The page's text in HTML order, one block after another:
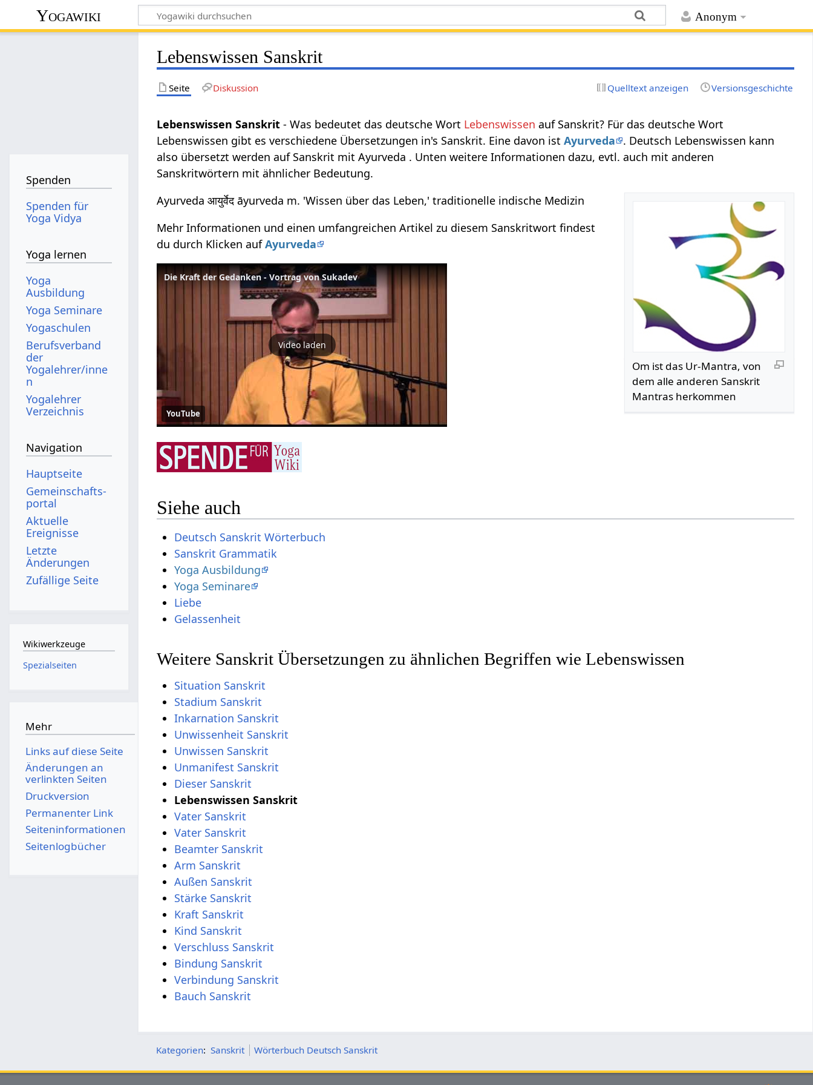
Anonym
Yogawiki
Lebenswissen Sanskrit
Seite Diskussion Quelltext anzeigen Versionsgeschichte
Lebenswissen Sanskrit - Was bedeutet das deutsche Wort Lebenswissen auf Sanskrit? Für das deutsche Wort
Lebenswissen gibt es verschiedene Übersetzungen in's Sanskrit. Eine davon istAyurveda
. Deutsch Lebenswissen kann
also übersetzt werden auf Sanskrit mit Ayurveda . Unten weitere Informationen dazu, evtl. auch mit anderen
Sanskritwörtern mit ähnlicher Bedeutung.
Om ist das Ur-Mantra, von
dem alle anderen Sanskrit
Mantras herkommen
Ayurveda आयुर्वेद āyurveda m. 'Wissen über das Leben,' traditionelle indische Medizin
Mehr Informationen und einen umfangreichen Artikel zu diesem Sanskritwort findest
du durch Klicken aufAyurveda
Die Kraft der Gedanken - Vortrag von Sukadev
Video laden
YouTube
Siehe auch
Deutsch Sanskrit Wörterbuch
Sanskrit Grammatik
Yoga Ausbildung
Yoga Seminare
Liebe
Gelassenheit
Weitere Sanskrit Übersetzungen zu ähnlichen Begriffen wie Lebenswissen
Situation Sanskrit
Stadium Sanskrit
Inkarnation Sanskrit
Unwissenheit Sanskrit
Unwissen Sanskrit
Unmanifest Sanskrit
Dieser Sanskrit
Lebenswissen Sanskrit
Vater Sanskrit
Vater Sanskrit
Beamter Sanskrit
Arm Sanskrit
Außen Sanskrit
Stärke Sanskrit
Kraft Sanskrit
Kind Sanskrit
Verschluss Sanskrit
Bindung Sanskrit
Verbindung Sanskrit
Bauch Sanskrit
Kategorien: Sanskrit Wörterbuch Deutsch Sanskrit
Spenden
Spenden für
Yoga Vidya
Yoga lernen
Yoga
Ausbildung
Yoga Seminare
Yogaschulen
Berufsverband
der
Yogalehrer/inne
n
Yogalehrer
Verzeichnis
Navigation
Hauptseite
Gemeinschafts­
portal
Aktuelle
Ereignisse
Letzte
Änderungen
Zufällige Seite
Wikiwerkzeuge
Spezialseiten
Mehr
Links auf diese Seite
Änderungen an
verlinkten Seiten
Druckversion
Permanenter Link
Seiten­­informationen
Seitenlogbücher